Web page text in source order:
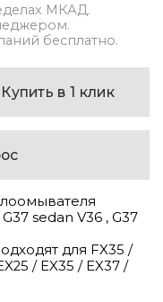
МКАД.
бесплатно.
Купить в 1 клик
sedan V36 , G37
для FX35 /
/ EX35 / EX37 /